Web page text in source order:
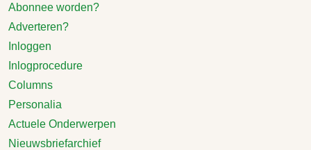
Abonnee worden?
Adverteren?
Inloggen
Inlogprocedure
Columns
Personalia
Actuele Onderwerpen
Nieuwsbriefarchief